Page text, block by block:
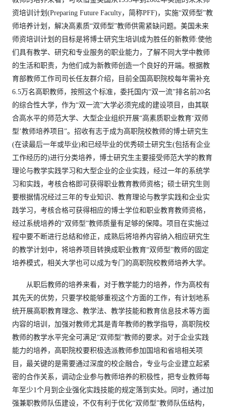
资培训计划(Preparing Future Faculty，简称PFF)，实施“双师型”教
师培养计划，解决高素质“双师型”教师供需紧缺问题。美国未来
师资培训计划的目标是将博士研究生培训成为胜任的新教师:使他
们具有教学、研究和专业服务的职业能力，了解不同大学中教师
的生活和职责，为他们成为新教师创造一个良好的开端。根据教
育部教师工作司司长任友群介绍，目前全国高职院校每年需补充
6.5万名高职教师，按照这个标准，委托国内“双一流”排名前20名
的综合性大学，作为“双一流”大学必须完成的建设项目，由其联
合高水平的师范大学、大型企业组织开展“高素质职业教育‘双师
型’教师培养项目”。招收有志于成为高职院校教师的博士研究生
(在读最后一年或毕业)和已经毕业的优秀硕士研究生(包括有企业
工作经历的)进行分类培养，博士研究生主要接受师范大学的教育
理论与教学实践学习和大型企业的企业实践，经过一年的系统学
习和实践，考核合格即可获得职业教育教师资格；硕士研究生则
要根据情况经过三年的专业知识、教育理论与教学实践和企业实
践学习，考核合格可获得相应的博士学位和职业教育教师资格，
经过系统培养的“双师型”教师质量有足够的保障。项目在实施过
程中要不断进行总结和修正，成熟后将培养内容纳入相应研究生
的教学计划中，将培养项目转换成职业教育“双师型”教师的固定
培养模式，相关大学也可以成为专门的高职院校教师培养大学。
从职后教师的培养来看，对于教学能力的培养，作为高校有
其先天的优势，只要学校能够重视这个方面的工作，有计划地系
统开展高职教育理念、教学法、教学技能和教育信息技术等方面
内容的培训，加强对教师尤其是青年教师的教学指导，高职院校
教师的教学水平完全可满足“双师型”教师的要求。对于企业实践
能力的培养，高职院校要积极选派教师参加国培和省培相关项
目，最关键的是需要通过深度的校企融合，专业与企业建立起紧
密的合作关系，调动企业参与教师培养的积极性，把专业教师每
年至少1个月到企业强化实践技能的规定落到实处。同时，通过加
强兼职教师队伍建设，不仅有利于优化“双师型”教师队伍结构，